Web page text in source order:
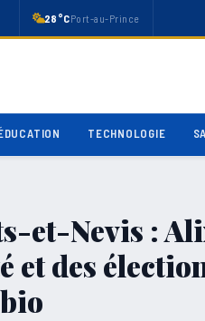
28°CPort-au-Prince
TECHNOLOGIE
et-Nevis :
et des